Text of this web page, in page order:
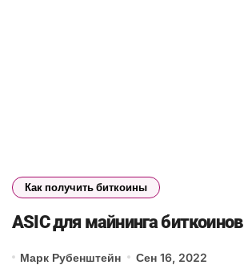
Как получить биткоины
ASIC для майнинга биткоинов
Марк Рубенштейн Сен 16, 2022